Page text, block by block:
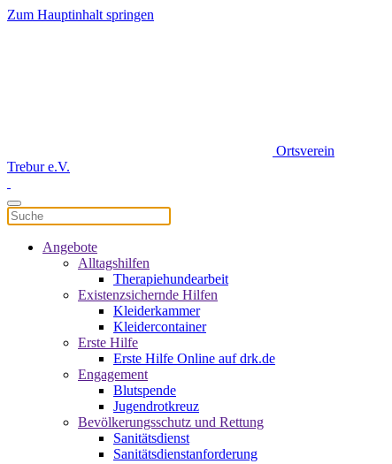
Zum Hauptinhalt springen
Ortsverein
Trebur e.V.
Angebote
Alltagshilfen
Therapiehundearbeit
Existenzsichernde Hilfen
Kleiderkammer
Kleidercontainer
Erste Hilfe
Erste Hilfe Online auf drk.de
Engagement
Blutspende
Jugendrotkreuz
Bevölkerungsschutz und Rettung
Sanitätsdienst
Sanitätsdienstanforderung